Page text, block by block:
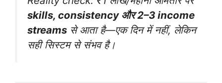
skills, consistency और 2–3 income
streams से आता है—एक दिन में नहीं, लेकिन
सही सिस्टम से संभव है।